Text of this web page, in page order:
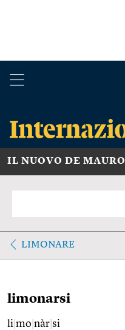
IL NUOVO DE MAURO
LIMONARE
limonarsi
li mo nàr si